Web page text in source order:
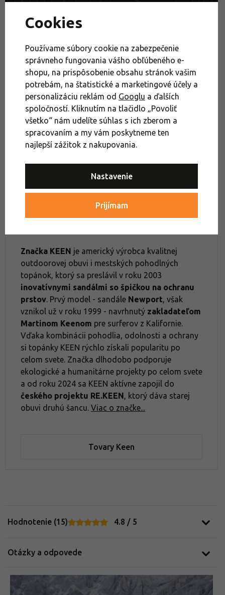
Ako správne odmerať nohu?
Potrebujete poradiť?
+421 232 447 750
alebo využite náš chat (Po–Pia 8:00–16:30)
Sandále Trekové sandále
Pánske sandále a papuče Pánske športové sandále
Pánske trekové sandále Akcie
Keen
Značka KEEN je americký výrobca kvalitnej
outdoorovej obuvi i mestských pohodlných
topánok, ktorý sa preslávil v roku 2003
inovatívnymi sandálmi so špičkou na ochranu
prstov. Prvý model - sandále Newport, však
vznikol už v roku 1999 - navrhnutý zakladateľom
Martinom Keenom pre surferov z Kalifornie.
Vďaka kombinácii pohodlia, odolnosti a ochrany
si topánky KEEN rýchlo získali popularitu po
celom svete. Značka dlhodobo podporuje
ekologické a humanitárne projekty po celom svete
a od roku 2024 sa KEEN aktívne zapojil do
českého projektu RE.KEEN, ktorý dáva starej
obuvi druhú šancu. Viac o značke...
Tovary Keen
Hodnotenie (15) 4.8 / 5
Otázky a odpovede
Cookies
Používame súbory cookie na zabezpečenie
správneho fungovania vášho obľúbeného e-
shopu, na prispôsobenie obsahu stránok vašim
potrebám, na štatistické a marketingové účely a
personalizáciu reklám od Googlu a ďalších
spoločností. Kliknutím na tlačidlo „Povoliť
všetko“ nám udelíte súhlas s ich zberom a
spracovaním a my vám poskytneme ten
najlepší zážitok z nakupovania.
Nastavenie
Prijímam